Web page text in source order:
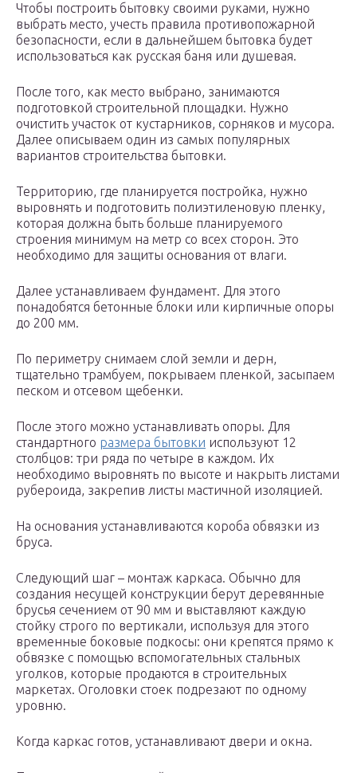
Чтобы построить бытовку своими руками, нужно
выбрать место, учесть правила противопожарной
безопасности, если в дальнейшем бытовка будет
использоваться как русская баня или душевая.
После того, как место выбрано, занимаются
подготовкой строительной площадки. Нужно
очистить участок от кустарников, сорняков и мусора.
Далее описываем один из самых популярных
вариантов строительства бытовки.
Территорию, где планируется постройка, нужно
выровнять и подготовить полиэтиленовую пленку,
которая должна быть больше планируемого
строения минимум на метр со всех сторон. Это
необходимо для защиты основания от влаги.
Далее устанавливаем фундамент. Для этого
понадобятся бетонные блоки или кирпичные опоры
до 200 мм.
По периметру снимаем слой земли и дерн,
тщательно трамбуем, покрываем пленкой, засыпаем
песком и отсевом щебенки.
После этого можно устанавливать опоры. Для
стандартного размера бытовки используют 12
столбцов: три ряда по четыре в каждом. Их
необходимо выровнять по высоте и накрыть листами
рубероида, закрепив листы мастичной изоляцией.
На основания устанавливаются короба обвязки из
бруса.
Следующий шаг – монтаж каркаса. Обычно для
создания несущей конструкции берут деревянные
брусья сечением от 90 мм и выставляют каждую
стойку строго по вертикали, используя для этого
временные боковые подкосы: они крепятся прямо к
обвязке с помощью вспомогательных стальных
уголков, которые продаются в строительных
маркетах. Оголовки стоек подрезают по одному
уровню.
Когда каркас готов, устанавливают двери и окна.